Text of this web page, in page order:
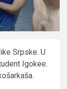
Srpske. U
Igokee.